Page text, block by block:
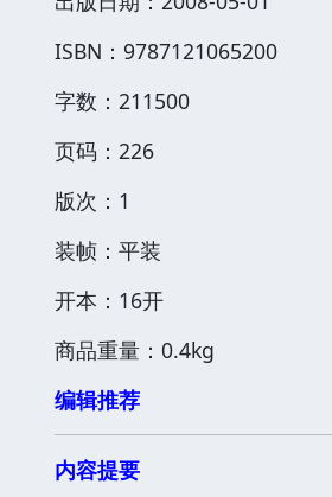
ISBN：9787121065200
字数：211500
页码：226
版次：1
装帧：平装
开本：16开
商品重量：0.4kg
编辑推荐
内容提要